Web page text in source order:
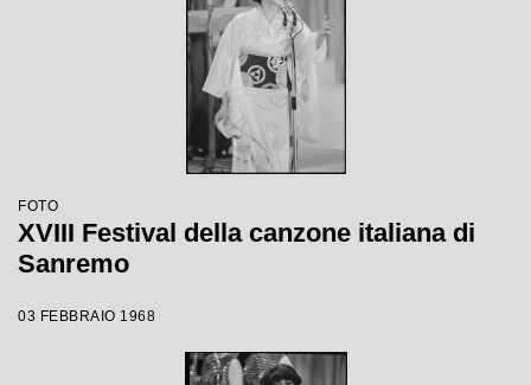
FOTO
XVIII Festival della canzone italiana di
Sanremo
03 FEBBRAIO 1968